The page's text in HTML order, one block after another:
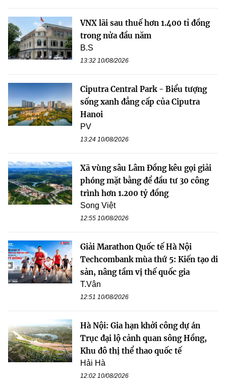
VNX lãi sau thuế hơn 1.400 tỉ đồng
trong nửa đầu năm
B.S
13:32 10/08/2026
Ciputra Central Park - Biểu tượng
sống xanh đẳng cấp của Ciputra
Hanoi
PV
13:24 10/08/2026
Xã vùng sâu Lâm Đồng kêu gọi giải
phóng mặt bằng để đầu tư 30 công
trình hơn 1.200 tỷ đồng
Song Việt
12:55 10/08/2026
Giải Marathon Quốc tế Hà Nội
Techcombank mùa thứ 5: Kiến tạo di
sản, nâng tầm vị thế quốc gia
T.Vân
12:51 10/08/2026
Hà Nội: Gia hạn khởi công dự án
Trục đại lộ cảnh quan sông Hồng,
Khu đô thị thể thao quốc tế
Hải Hà
12:02 10/08/2026